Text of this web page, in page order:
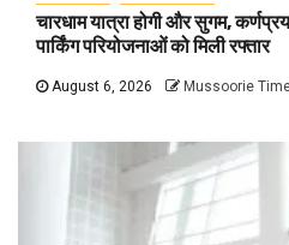
चारधाम यात्रा होगी और सुगम,
पार्किंग परियोजनाओं को मिली रफ्तार
August 6, 2026 Mussoorie